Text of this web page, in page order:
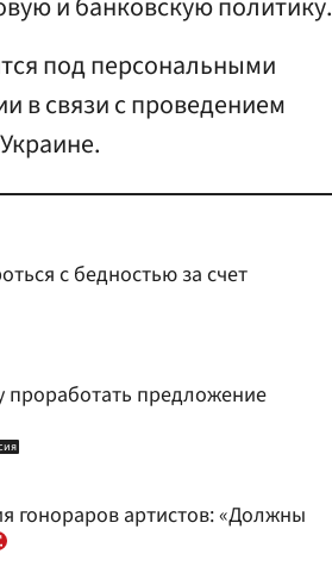
под персональными
в связи с проведением
с бедностью за счет
проработать предложение
гонораров артистов: «Должны